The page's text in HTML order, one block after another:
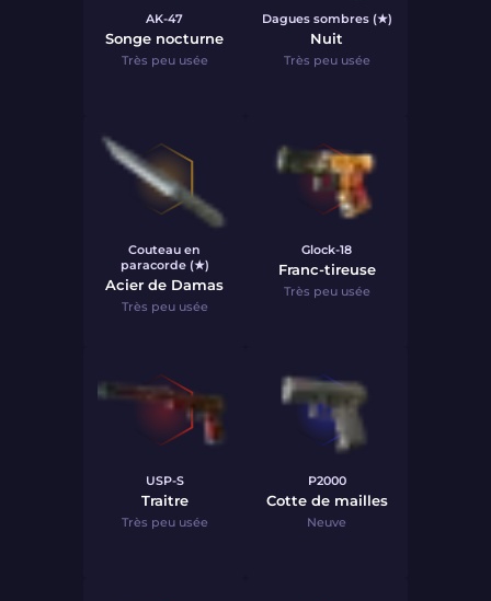
AK-47
Songe nocturne
Très peu usée
Dagues sombres (★)
Nuit
Très peu usée
Couteau en
paracorde (★)
Acier de Damas
Très peu usée
Glock-18
Franc-tireuse
Très peu usée
USP-S
Traitre
Très peu usée
P2000
Cotte de mailles
Neuve